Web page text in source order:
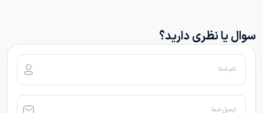
سوال یا نظری دارید؟
نام شما
ایمیل شما